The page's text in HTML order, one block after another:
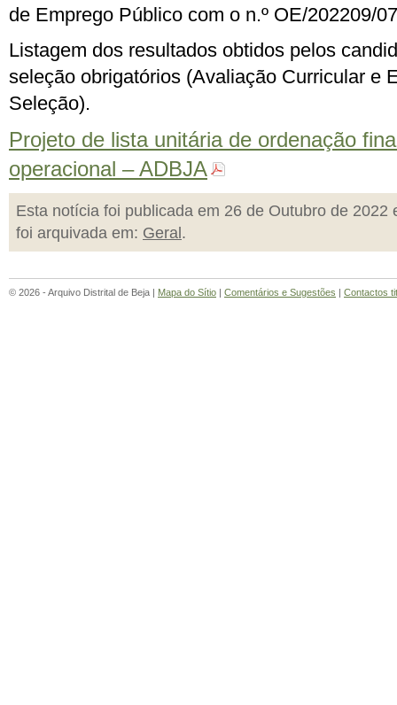
de Emprego Público com o n.º OE/202209/
Listagem dos resultados obtidos pelos
seleção obrigatórios (Avaliação Curricular e
Seleção).
Projeto de lista unitária de ordenação
operacional – ADBJA
Esta notícia foi publicada em 26 de Outubro de 2022
foi arquivada em: Geral .
© 2026 - Arquivo Distrital de Beja | Mapa do Sítio | Comentários e Sugestões | Contactos